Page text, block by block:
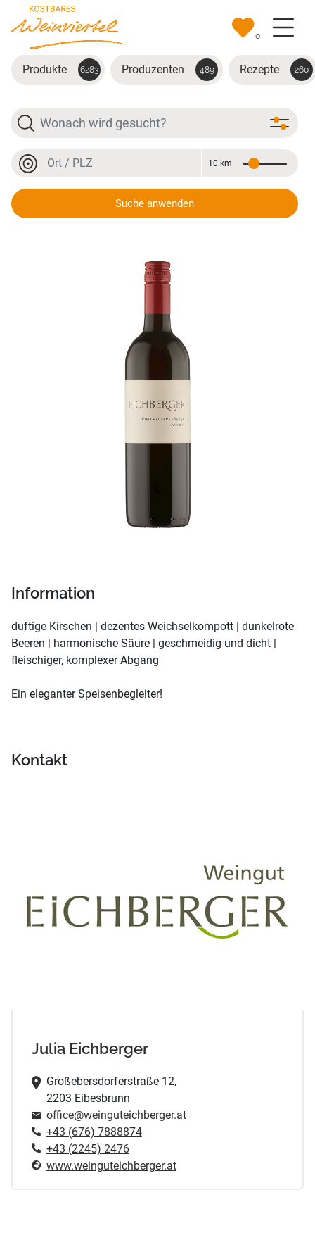
Zum Hauptinhalt springen
0
Produkte 6283 Produzenten 489 Rezepte 260
Suche
Ort oder PLZ
Entfernung
10 km
Suche anwenden
Zweigelt Ried Mitterkräften
Information
duftige Kirschen | dezentes Weichselkompott | dunkelrote
Beeren | harmonische Säure | geschmeidig und dicht |
fleischiger, komplexer Abgang
Ein eleganter Speisenbegleiter!
Kontakt
Julia Eichberger
Großebersdorferstraße 12,
2203 Eibesbrunn
office@weinguteichberger.at
+43 (676) 7888874
+43 (2245) 2476
www.weinguteichberger.at